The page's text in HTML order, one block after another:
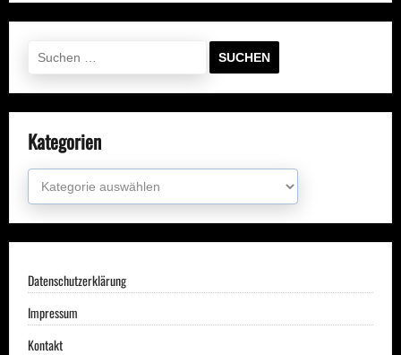
nach:
Kategorien
Kategorien
Datenschutzerklärung
Impressum
Kontakt